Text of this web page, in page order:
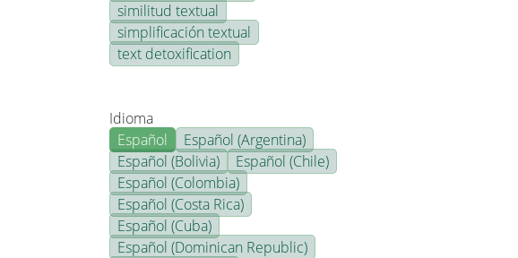
similitud textual
simplificación textual
text detoxification
Idioma
Español
Español (Argentina)
Español (Bolivia)
Español (Chile)
Español (Colombia)
Español (Costa Rica)
Español (Cuba)
Español (Dominican Republic)